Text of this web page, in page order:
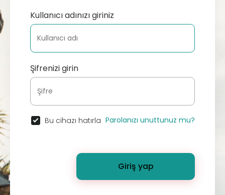
Kullanıcı adınızı giriniz
Şifrenizi girin
Bu cihazı hatırla Parolanızı unuttunuz mu?
Giriş yap